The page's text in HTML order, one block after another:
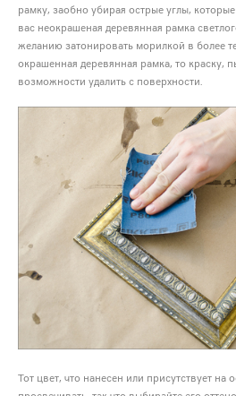
рамку, заобно убирая острые углы,
вас неокрашеная деревянная рамка
желанию затонировать морилкой в более
окрашенная деревянная рамка, то краску,
возможности удалить с поверхности.
Тот цвет, что нанесен или присутствует на